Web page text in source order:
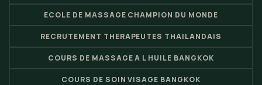
ECOLE DE MASSAGE CHAMPION DU MONDE
RECRUTEMENT THERAPEUTES THAILANDAIS
COURS DE MASSAGE A L HUILE BANGKOK
COURS DE SOIN VISAGE BANGKOK